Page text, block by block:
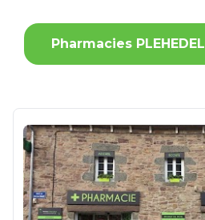
Pharmacies PLEHEDEL